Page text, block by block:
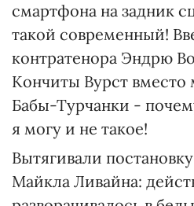
смартфона на задник
такой современный!
контратенора Эндрю
Кончиты Вурст вместо
Бабы-Турчанки -
я могу и не такое!
Вытягивали
Майкла Ливайна: